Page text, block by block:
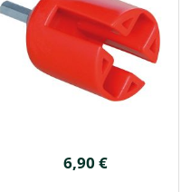
6,90 €